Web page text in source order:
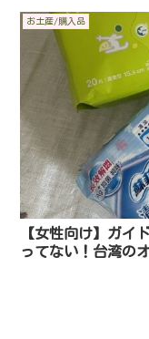
お土産/購入品
【女性向け】ガイ
ってない！台湾の